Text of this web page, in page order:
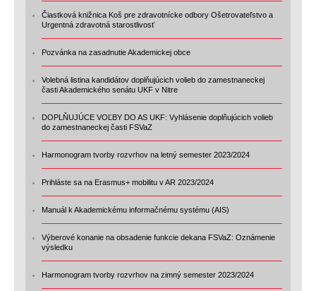
Čiastková knižnica Koš pre zdravotnícke odbory Ošetrovateľstvo a
Urgentná zdravotná starostlivosť
Pozvánka na zasadnutie Akademickej obce
Volebná listina kandidátov doplňujúcich volieb do zamestnaneckej
časti Akademického senátu UKF v Nitre
DOPLŇUJÚCE VOĽBY DO AS UKF: Vyhlásenie doplňujúcich volieb
do zamestnaneckej časti FSVaZ
Harmonogram tvorby rozvrhov na letný semester 2023/2024
Prihláste sa na Erasmus+ mobilitu v AR 2023/2024
Manuál k Akademickému informačnému systému (AIS)
Výberové konanie na obsadenie funkcie dekana FSVaZ: Oznámenie
výsledku
Harmonogram tvorby rozvrhov na zimný semester 2023/2024